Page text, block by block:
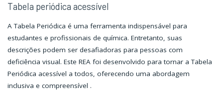
Tabela periódica acessível
A Tabela Periódica é uma ferramenta indispensável para
estudantes e profissionais de química. Entretanto, suas
descrições podem ser desafiadoras para pessoas com
deficiência visual. Este REA foi desenvolvido para tornar a Tabela
Periódica acessível a todos, oferecendo uma abordagem
inclusiva e compreensível .